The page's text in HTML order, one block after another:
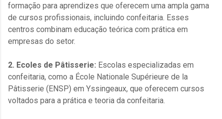
formação para aprendizes que oferecem uma ampla gama
de cursos profissionais, incluindo confeitaria. Esses
centros combinam educação teórica com prática em
empresas do setor.
2. Ecoles de Pâtisserie: Escolas especializadas em
confeitaria, como a École Nationale Supérieure de la
Pâtisserie (ENSP) em Yssingeaux, que oferecem cursos
voltados para a prática e teoria da confeitaria.